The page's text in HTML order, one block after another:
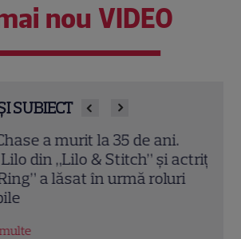
nou VIDEO
SUBIECT
a murit la 35 de ani.
din „Lilo & Stitch” și actrița
a lăsat în urmă roluri